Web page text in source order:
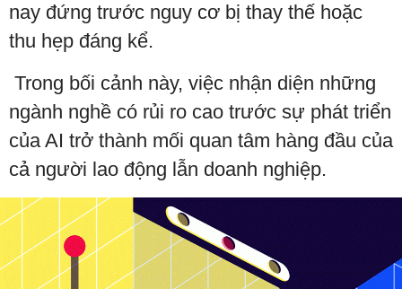
nay đứng trước nguy cơ bị thay thế hoặc
thu hẹp đáng kể.
Trong bối cảnh này, việc nhận diện những
ngành nghề có rủi ro cao trước sự phát triển
của AI trở thành mối quan tâm hàng đầu của
cả người lao động lẫn doanh nghiệp.